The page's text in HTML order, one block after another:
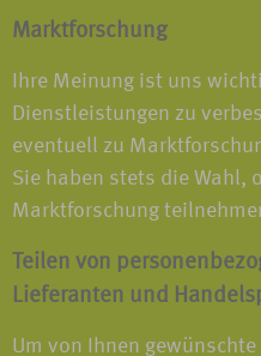
Marktforschung
Ihre Meinung ist uns
Dienstleistungen zu
eventuell zu
Sie haben stets die Wahl,
Marktforschung
Teilen von
Lieferanten und
Um von Ihnen